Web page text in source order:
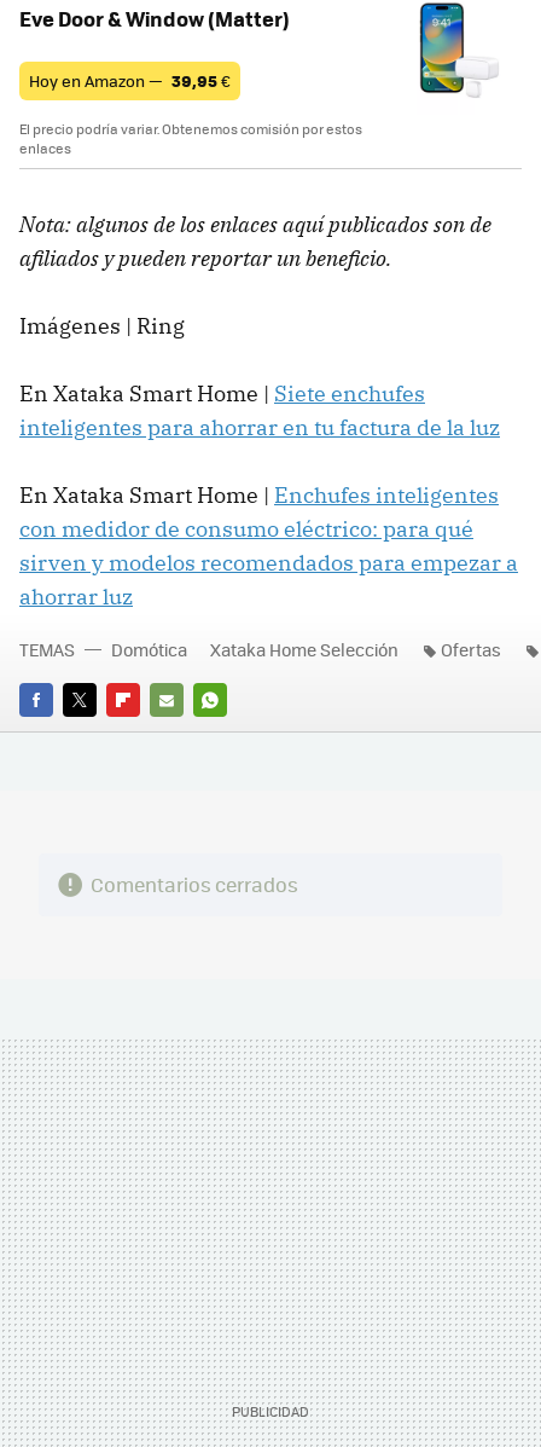
Eve Door & Window (Matter)
Hoy en Amazon — 39,95€
El precio podría variar. Obtenemos comisión por estos
enlaces
Nota: algunos de los enlaces aquí publicados son de
afiliados y pueden reportar un beneficio.
Imágenes | Ring
En Xataka Smart Home | Siete enchufes
inteligentes para ahorrar en tu factura de la luz
En Xataka Smart Home | Enchufes inteligentes
con medidor de consumo eléctrico: para qué
sirven y modelos recomendados para empezar a
ahorrar luz
FACEBOOK
TWITTERFLIPBOARD
E-
WHATSAPP
TEMAS Domótica Xataka Home Selección Ofertas
Comentarios cerrados